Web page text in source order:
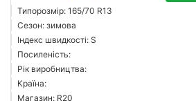
Типорозмір: 165/70 R13
Сезон: зимова
Індекс швидкості: S
Посиленість:
Рік виробництва:
Країна:
Магазин: R20